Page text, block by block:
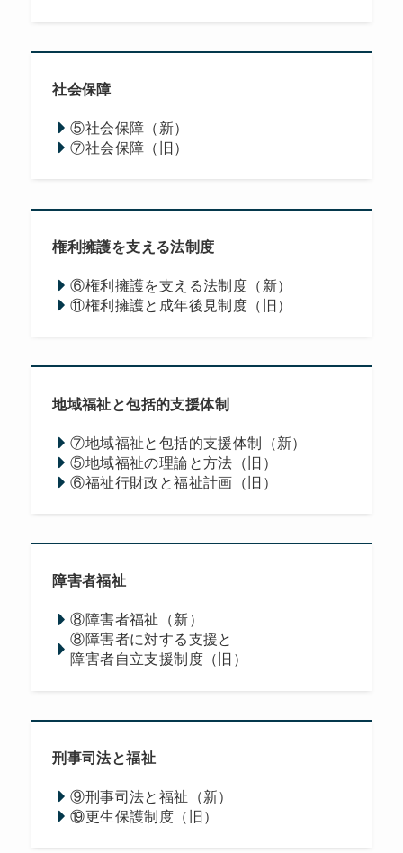
社会保障
⑤社会保障（新）
⑦社会保障（旧）
権利擁護を支える法制度
⑥権利擁護を支える法制度（新）
⑪権利擁護と成年後見制度（旧）
地域福祉と包括的支援体制
⑦地域福祉と包括的支援体制（新）
⑤地域福祉の理論と方法（旧）
⑥福祉行財政と福祉計画（旧）
障害者福祉
⑧障害者福祉（新）
⑧障害者に対する支援と
障害者自立支援制度（旧）
刑事司法と福祉
⑨刑事司法と福祉（新）
⑲更生保護制度（旧）